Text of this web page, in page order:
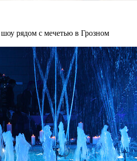
рядом с мечетью в Грозном